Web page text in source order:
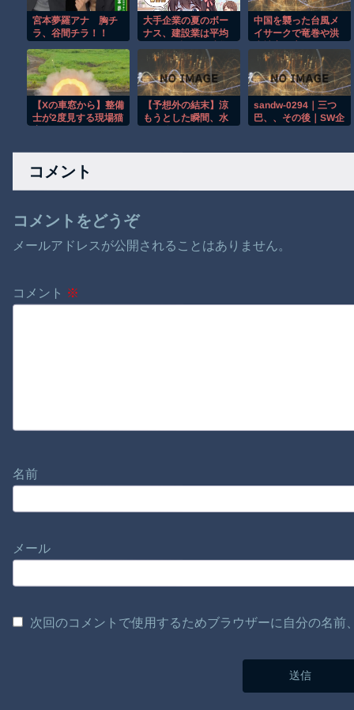
宮本夢羅アナ 胸チ
ラ、谷間チラ！！
大手企業の夏のボー
ナス、建設業は平均
計
中国を襲った台風メ
イサークで竜巻や洪
【Xの車窓から】整備
士が2度見する現場猫
【予想外の結末】涼
もうとした瞬間、水
sandw-0294｜三つ
巴、、その後｜SW企
コメント
コメントをどうぞ
メールアドレスが公開されることはありません。
コメント ※
名前
メール
次回のコメントで使用するためブラウザーに自分の名